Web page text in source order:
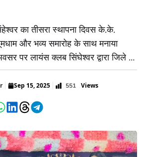
का तीसरा स्थापना दिवस के.के.
और भव्य समारोह के साथ मनाया
पर लायंस क्लब सिंघेश्वर द्वारा जिले में
की गई – 1. लायंस क्लब सिंघेश्वर
उड़ान, 3. लायंस क्लब गम्हरिया ।
Sep 15, 2025 551 Views
WhatsApp
LinkedIn
ThreadsTelegram